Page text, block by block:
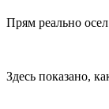
Прям реально
Здесь показано,